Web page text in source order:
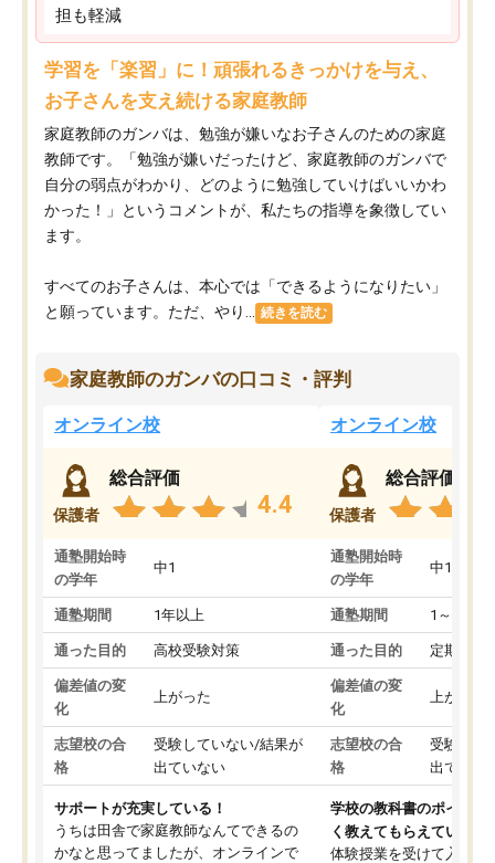
担も軽減
学習を「楽習」に！頑張れるきっかけを与え、
お子さんを支え続ける家庭教師
家庭教師のガンバは、勉強が嫌いなお子さんのための家庭
教師です。「勉強が嫌いだったけど、家庭教師のガンバで
自分の弱点がわかり、どのように勉強していけばいいかわ
かった！」というコメントが、私たちの指導を象徴してい
ます。
すべてのお子さんは、本心では「できるようになりたい」
と願っています。ただ、やり...
続きを読む
家庭教師のガンバの口コミ・評判
オンライン校
保護者
総合評価
4.4
通塾開始時
の学年
中1
通塾期間 1年以上
通った目的 高校受験対策
偏差値の変
化
上がった
志望校の合
格
受験していない/結果が
出ていない
サポートが充実している！
うちは田舎で家庭教師なんてできるの
かなと思ってましたが、オンラインで
オンライン校
保護者
総合評価
通塾開始時
の学年
中1
通塾期間 1～3ヵ月
通った目的 定期テス
偏差値の変
化
上がった
志望校の合
格
受験して
出ていな
学校の教科書のポイント
く教えてもらえている
体験授業を受けて入塾し